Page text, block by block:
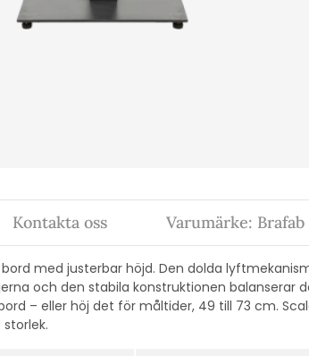
med justerbar höjd. Den dolda
och den stabila konstruktionen balanserar
– eller höj det för måltider, 49 till 73 cm.
Kontakta oss Varumärke: Brafab